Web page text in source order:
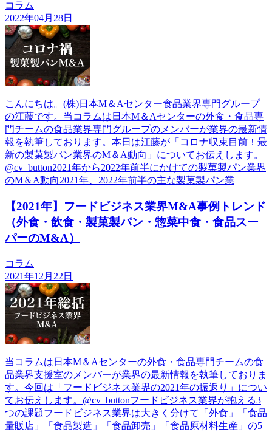
コラム
2022年04月28日
こんにちは。(株)日本М＆Aセンター食品業界専門グループ
の江藤です。当コラムは日本М＆Aセンターの外食・食品専
門チームの食品業界専門グループのメンバーが業界の最新情
報を執筆しております。本日は江藤が「コロナ収束目前！最
新の製菓製パン業界のM＆A動向」についてお伝えします。
@cv_button2021年から2022年前半にかけての製菓製パン業界
のM＆A動向2021年、2022年前半の主な製菓製パン業
【2021年】フードビジネス業界M&A事例トレンド
（外食・飲食・製菓製パン・惣菜中食・食品スー
パーのM&A）
コラム
2021年12月22日
当コラムは日本М＆Aセンターの外食・食品専門チームの食
品業界支援室のメンバーが業界の最新情報を執筆しておりま
す。今回は「フードビジネス業界の2021年の振返り」につい
てお伝えします。@cv_buttonフードビジネス業界が抱える3
つの課題フードビジネス業界は大きく分けて「外食」「食品
量販店」「食品製造」「食品卸売」「食品原材料生産」の5